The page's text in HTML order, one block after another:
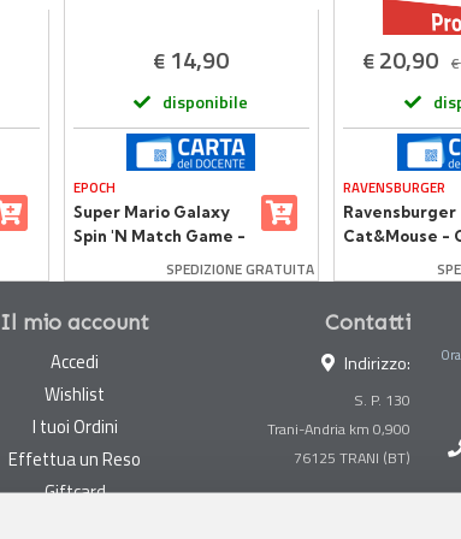
€ 14,90
disponibile
EPOCH
Super Mario Galaxy
Spin 'N Match Game -
L'Immagine
SPEDIZIONE GRATUITA
€20,90 €
RAVENSBURGER
Ravensburger
Cat&Mouse -
Il mio account
Accedi
Wishlist
I tuoi Ordini
Effettua un Reso
Giftcard
Contatti
Indirizzo:
S. P. 130
Trani-Andria km 0,900